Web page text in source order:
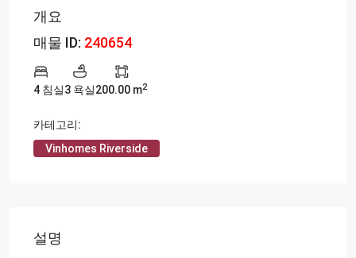
개요
매물 ID: 240654
4 침실3 욕실200.00 m2
카테고리:
Vinhomes Riverside
설명